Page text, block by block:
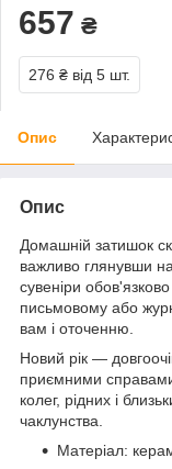
657 ₴
276 ₴ від 5 шт.
Опис
Опис
Домашній затишок
важливо глянувши на
сувеніри
письмовому або
вам і оточенню.
Новий рік —
приємними справами
колег, рідних і
чаклунства.
Матеріал: